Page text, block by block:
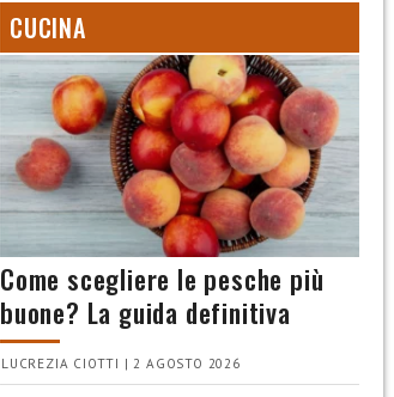
CUCINA
Come scegliere le pesche più
buone? La guida definitiva
LUCREZIA CIOTTI | 2 AGOSTO 2026